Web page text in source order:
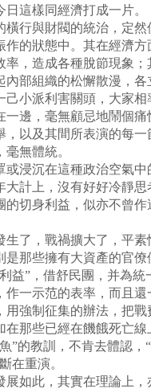
這樣同經濟打成一片。
行與財閥的統治，定然
作的狀態中。其在經濟方
率，造成各種脫節現象；
內部組織的松懈散漫，各
己小派利害關頭，大家相
一邊，毫無顧忌地鬧個痛
，以及其間所表演的每一
無體統。
浸沉在這種政治空氣中
大計上，沒有好好冷靜思
的切身利益，似亦不曾作
了，戰禍擴大了，平素
是那些擁有大資產的官僚
益”，借舒民團，并為統
作一示范的表率，而且還
用強制征集的辦法，把戰
在那些已經在饑餓死亡線
”的教訓，不肯去體認，
在重演。
如此，其實在理論上，